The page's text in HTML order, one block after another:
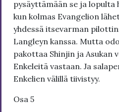
pysäyttämään se ja lopulta
kun kolmas Evangelion
yhdessä itsevarman
Langleyn kanssa. Mutta
pakottaa Shinjin ja Asukan
Enkeleitä vastaan. Ja
Enkelien välillä tiivistyy.
Osa 5